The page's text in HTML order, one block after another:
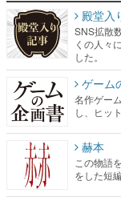
殿堂入
SNS拡散
くの人々
した。
ゲーム
名作ゲー
し、ヒッ
赫本
この物語
をした短